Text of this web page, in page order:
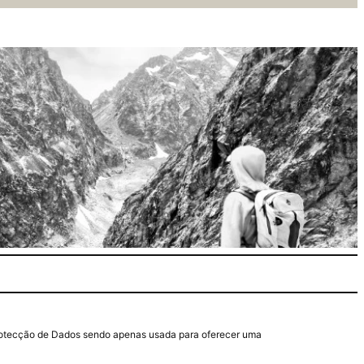
de Dados sendo apenas usada para oferecer uma